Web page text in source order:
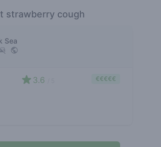
strawberry cough
Sea
3.6 €€€€€